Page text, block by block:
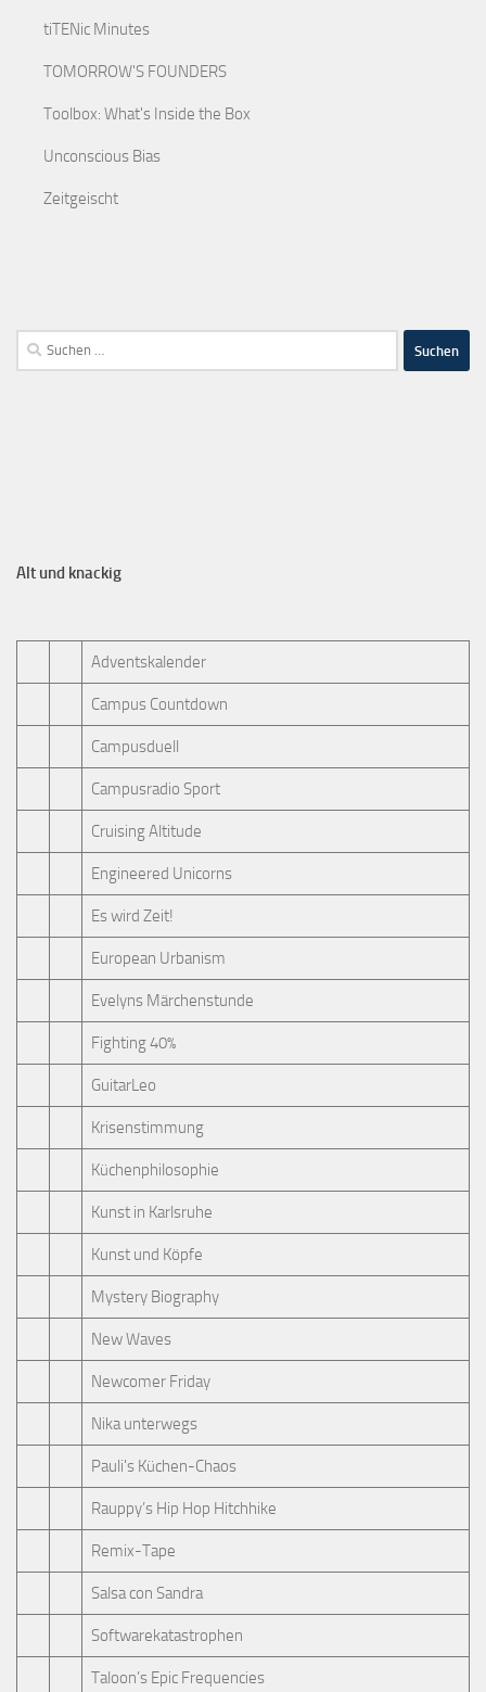
tiTENic Minutes
TOMORROW'S FOUNDERS
Toolbox: What's Inside the Box
Unconscious Bias
Zeitgeischt
Alt und knackig
Adventskalender
Campus Countdown
Campusduell
Campusradio Sport
Cruising Altitude
Engineered Unicorns
Es wird Zeit!
European Urbanism
Evelyns Märchenstunde
Fighting 40%
GuitarLeo
Krisenstimmung
Küchenphilosophie
Kunst in Karlsruhe
Kunst und Köpfe
Mystery Biography
New Waves
Newcomer Friday
Nika unterwegs
Pauli's Küchen-Chaos
Rauppy’s Hip Hop Hitchhike
Remix-Tape
Salsa con Sandra
Softwarekatastrophen
Taloon’s Epic Frequencies